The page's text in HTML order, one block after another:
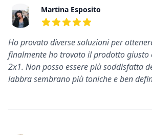
Martina Esposito
Ho provato diverse soluzioni per
finalmente ho trovato il prodotto giusto
2x1. Non posso essere più soddisfatta
labbra sembrano più toniche e ben